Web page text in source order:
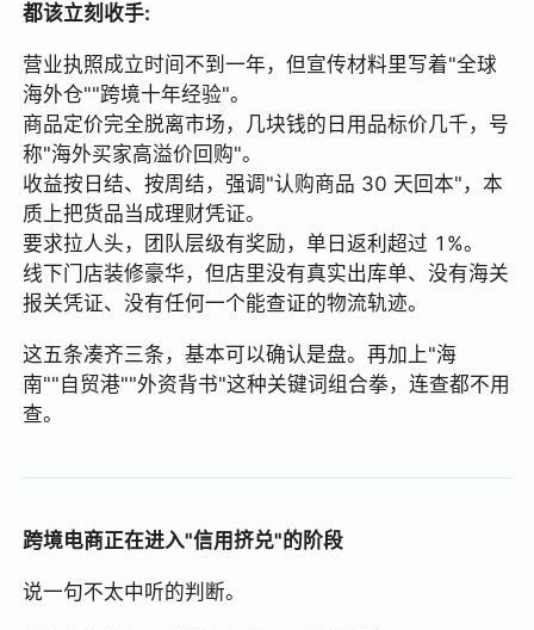
都该立刻收手:
营业执照成立时间不到一年，但宣传材料里写着"全球
海外仓""跨境十年经验"。
商品定价完全脱离市场，几块钱的日用品标价几千，号
称"海外买家高溢价回购"。
收益按日结、按周结，强调"认购商品 30 天回本"，本
质上把货品当成理财凭证。
要求拉人头，团队层级有奖励，单日返利超过 1%。
线下门店装修豪华，但店里没有真实出库单、没有海关
报关凭证、没有任何一个能查证的物流轨迹。
这五条凑齐三条，基本可以确认是盘。再加上"海
南""自贸港""外资背书"这种关键词组合拳，连查都不用
查。
跨境电商正在进入"信用挤兑"的阶段
说一句不太中听的判断。